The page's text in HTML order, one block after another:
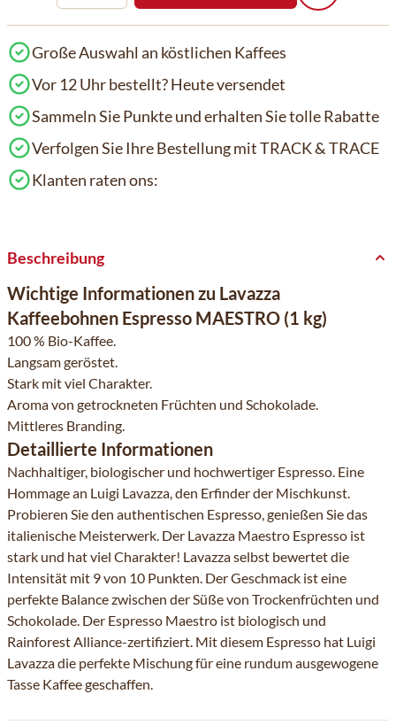
Große Auswahl an köstlichen Kaffees
Vor 12 Uhr bestellt? Heute versendet
Sammeln Sie Punkte und erhalten Sie tolle Rabatte
Verfolgen Sie Ihre Bestellung mit TRACK & TRACE
Klanten raten ons:
Beschreibung
Wichtige Informationen zu Lavazza
Kaffeebohnen Espresso MAESTRO (1 kg)
100 % Bio-Kaffee.
Langsam geröstet.
Stark mit viel Charakter.
Aroma von getrockneten Früchten und Schokolade.
Mittleres Branding.
Detaillierte Informationen
Nachhaltiger, biologischer und hochwertiger Espresso. Eine
Hommage an Luigi Lavazza, den Erfinder der Mischkunst.
Probieren Sie den authentischen Espresso, genießen Sie das
italienische Meisterwerk. Der Lavazza Maestro Espresso ist
stark und hat viel Charakter! Lavazza selbst bewertet die
Intensität mit 9 von 10 Punkten. Der Geschmack ist eine
perfekte Balance zwischen der Süße von Trockenfrüchten und
Schokolade. Der Espresso Maestro ist biologisch und
Rainforest Alliance-zertifiziert. Mit diesem Espresso hat Luigi
Lavazza die perfekte Mischung für eine rundum ausgewogene
Tasse Kaffee geschaffen.